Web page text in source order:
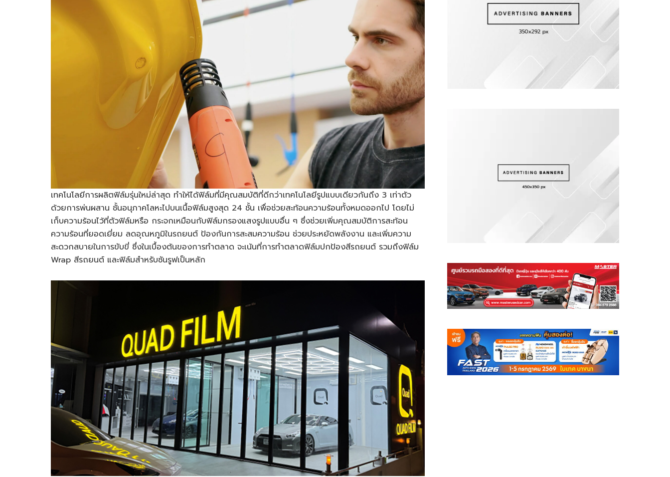
เทคโนโลยีการผลิตฟิล์มรุ่นใหม่ล่าสุด ทำให้ได้ฟิล์มที่มีคุณสมบัติที่ดีกว่าเทคโนโลยีรูปแบบเดียวกันถึง 3 เท่าตัว
ด้วยการพ่นผสาน ชั้นอนุภาคโลหะไปบนเนื้อฟิล์มสูงสุด 24 ชั้น เพื่อช่วยสะท้อนความร้อนทั้งหมดออกไป โดยไม่
เก็บความร้อนไว้ที่ตัวฟิล์มหรือ กระจกเหมือนกับฟิล์มกรองแสงรูปแบบอื่น ๆ ซึ่งช่วยเพิ่มคุณสมบัติการสะท้อน
ความร้อนที่ยอดเยี่ยม ลดอุณหภูมิในรถยนต์ ป้องกันการสะสมความร้อน ช่วยประหยัดพลังงาน และเพิ่มความ
สะดวกสบายในการขับขี่ ซึ่งในเบื้องต้นของการทำตลาด จะเน้นที่การทำตลาดฟิล์มปกป้องสีรถยนต์ รวมถึงฟิล์ม
Wrap สีรถยนต์ และฟิล์มสำหรับซันรูฟเป็นหลัก